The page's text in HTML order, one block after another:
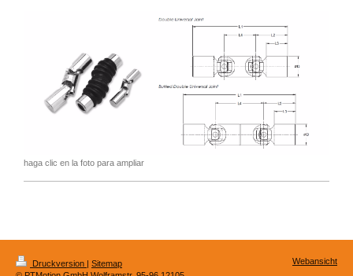
haga clic en la foto para ampliar
Druckversion
Sitemap
Webansicht